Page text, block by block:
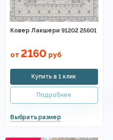
Ковер Лакшери 91202 25601
от 2160 руб